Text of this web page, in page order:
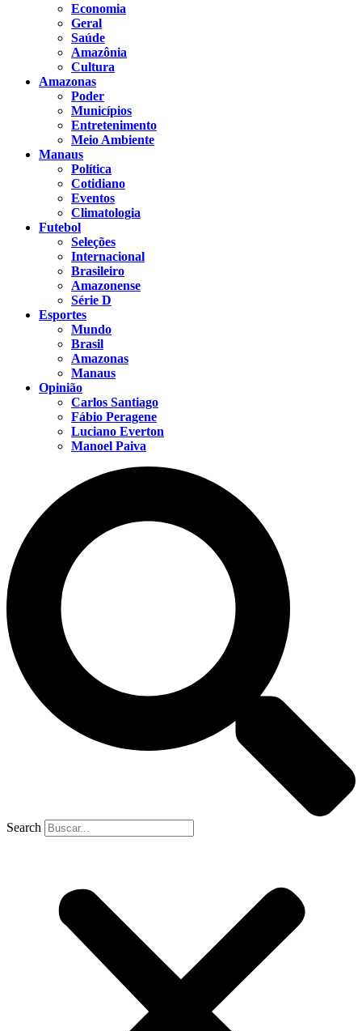
Economia
Geral
Saúde
Amazônia
Cultura
Amazonas
Poder
Municípios
Entretenimento
Meio Ambiente
Manaus
Política
Cotidiano
Eventos
Climatologia
Futebol
Seleções
Internacional
Brasileiro
Amazonense
Série D
Esportes
Mundo
Brasil
Amazonas
Manaus
Opinião
Carlos Santiago
Fábio Peragene
Luciano Everton
Manoel Paiva
Search